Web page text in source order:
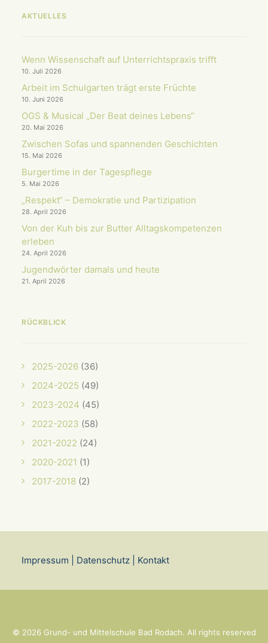
AKTUELLES
Wenn Wissenschaft auf Unterrichts­praxis trifft
10. Juli 2026
Arbeit im Schulgarten trägt erste Früchte
10. Juni 2026
OGS & Musical „Der Beat deines Lebens“
20. Mai 2026
Zwischen Sofas und spannenden Geschichten
15. Mai 2026
Burgertime in der Tagespflege
5. Mai 2026
„Respekt“ – Demokratie und Partizipation
28. April 2026
Von der Kuh bis zur Butter Alltagskompetenzen
erleben
24. April 2026
Jugendwörter damals und heute
21. April 2026
RÜCKBLICK
2025-2026 (36)
2024-2025 (49)
2023-2024 (45)
2022-2023 (58)
2021-2022 (24)
2020-2021 (1)
2017-2018 (2)
Impressum Datenschutz Kontakt
© 2026 Grund- und Mittelschule Bad Rodach. All rights reserved